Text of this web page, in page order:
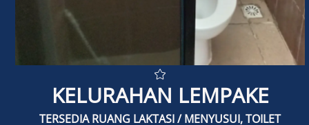
TENTANG PUG/PPRG
KONTAK
KELURAHAN LEMPAKE
TERSEDIA RUANG LAKTASI / MENYUSUI, TOILET